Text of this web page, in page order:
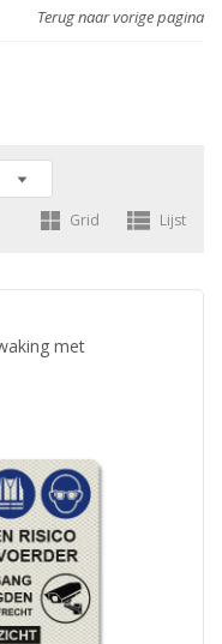
Terug naar vorige pagina
Grid Lijst
met